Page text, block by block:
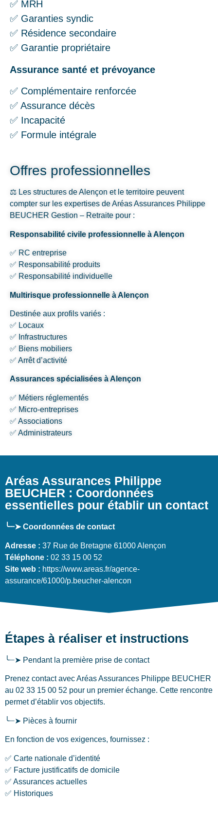
✅ MRH
✅ Garanties syndic
✅ Résidence secondaire
✅ Garantie propriétaire
Assurance santé et prévoyance
✅ Complémentaire renforcée
✅ Assurance décès
✅ Incapacité
✅ Formule intégrale
Offres professionnelles
⚖️ Les structures de Alençon et le territoire peuvent
compter sur les expertises de Aréas Assurances Philippe
BEUCHER Gestion – Retraite pour :
Responsabilité civile professionnelle à Alençon
✅ RC entreprise
✅ Responsabilité produits
✅ Responsabilité individuelle
Multirisque professionnelle à Alençon
Destinée aux profils variés :
✅ Locaux
✅ Infrastructures
✅ Biens mobiliers
✅ Arrêt d’activité
Assurances spécialisées à Alençon
✅ Métiers réglementés
✅ Micro-entreprises
✅ Associations
✅ Administrateurs
Aréas Assurances Philippe
BEUCHER : Coordonnées
essentielles pour établir un contact
╰┈➤ Coordonnées de contact
Adresse : 37 Rue de Bretagne 61000 Alençon
Téléphone : 02 33 15 00 52
Site web : https://www.areas.fr/agence-
assurance/61000/p.beucher-alencon
Étapes à réaliser et instructions
╰┈➤ Pendant la première prise de contact
Prenez contact avec Aréas Assurances Philippe BEUCHER
au 02 33 15 00 52 pour un premier échange. Cette rencontre
permet d’établir vos objectifs.
╰┈➤ Pièces à fournir
En fonction de vos exigences, fournissez :
✅ Carte nationale d’identité
✅ Facture justificatifs de domicile
✅ Assurances actuelles
✅ Historiques